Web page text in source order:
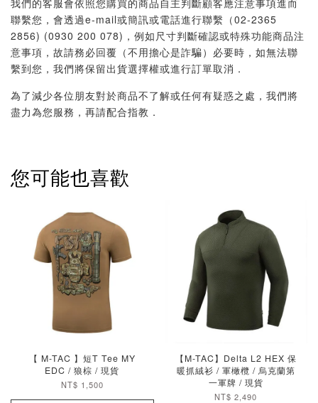
我們的客服會依照您購買的商品自主判斷顧客應注意事項進而
聯繫您，會透過e-mail或簡訊或電話進行聯繫（02-2365
2856) (0930 200 078)，例如尺寸判斷確認或特殊功能商品注
意事項，故請務必回覆（不用擔心是詐騙）必要時，如無法聯
繫到您，我們將保留出貨選擇權或進行訂單取消．
為了減少各位朋友對於商品不了解或任何有疑惑之處，我們將
盡力為您服務，再請配合指教．
您可能也喜歡
【 M-TAC 】短T Tee MY
EDC / 狼棕 / 現貨
NT$ 1,500
【M-TAC】Delta L2 HEX 保
暖抓絨衫 / 軍橄欖 / 烏克蘭第
一軍牌 / 現貨
NT$ 2,490